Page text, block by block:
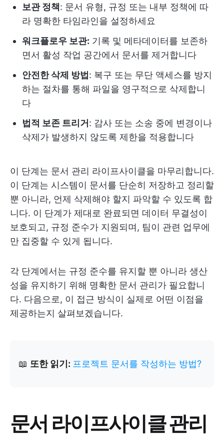
보관 정책: 문서 유형, 규정 또는 내부 정책에 따
라 명확한 타임라인을 설정하세요
워크플로우 보관: 기록 및 메타데이터를 보존하
면서 활성 작업 공간에서 문서를 제거합니다
안전한 삭제 방법 : 복구 또는 무단 액세스를 방지
하는 절차를 통해 파일을 영구적으로 삭제합니
다
법적 보존 트리거 : 감사 또는 소송 중에 변경이나
삭제가 발생하지 않도록 제한을 적용합니다
이 단계는 문서 관리 라이프사이클을 마무리합니다.
이 단계는 시스템이 문서를 단순히 저장하고 정리할
뿐 아니라, 언제 삭제해야 할지 파악할 수 있도록 합
니다. 이 단계가 제대로 완료되면 데이터 무결성이
보호되고, 규정 준수가 지원되며, 팀이 관련 업무에
만 집중할 수 있게 됩니다.
각 단계에서는 규정 준수를 유지할 뿐 아니라 생산
성을 유지하기 위해 명확한 문서 관리가 필요합니
다. 다음으로, 이 접근 방식이 실제로 어떤 이점을
제공하는지 살펴보겠습니다.
📖 또한 읽기: 프로젝트 문서를 작성하는 방법?
문서 라이프사이클 관리